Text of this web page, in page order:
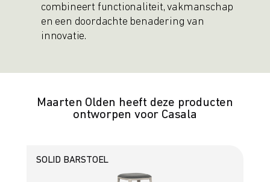
combineert functionaliteit, vakmanschap
en een doordachte benadering van
innovatie.
Maarten Olden heeft deze producten
ontworpen voor Casala
SOLID BARSTOEL